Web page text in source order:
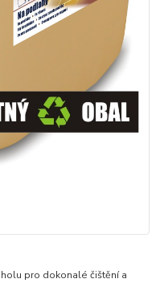
pro dokonalé čištění a